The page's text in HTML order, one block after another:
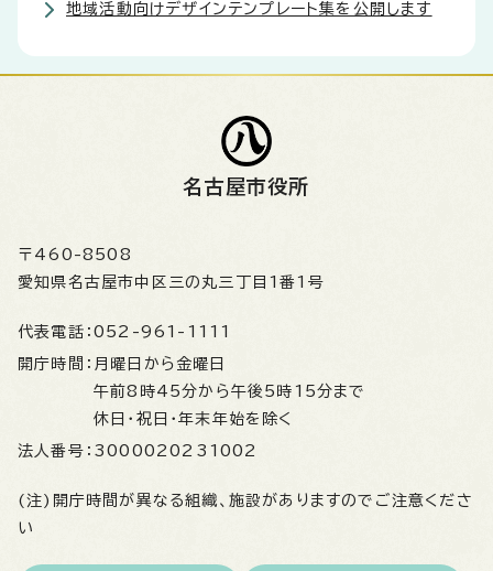
地域活動向けデザインテンプレート集を公開します
名古屋市役所
〒460-8508
愛知県名古屋市中区三の丸三丁目1番1号
代表電話： 052-961-1111
開庁時間： 月曜日から金曜日
午前8時45分から午後5時15分まで
休日・祝日・年末年始を除く
法人番号： 3000020231002
(注)開庁時間が異なる組織、施設がありますのでご注意くださ
い